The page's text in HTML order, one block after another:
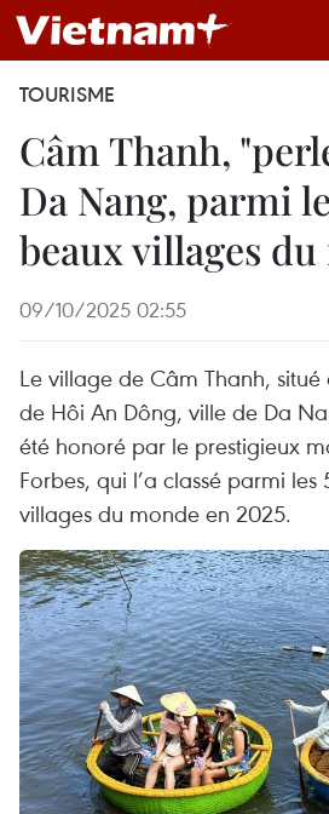
TOURISME
Câm Thanh,
Da Nang, parmi
beaux villages
09/10/2025 02:55
Le village de Câm Thanh,
de Hôi An Dông, ville de Da
été honoré par le prestigieux
Forbes, qui l’a classé parmi
villages du monde en 2025.